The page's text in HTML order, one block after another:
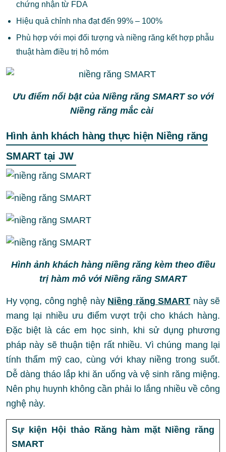
chứng nhận từ FDA
Hiệu quả chỉnh nha đạt đến 99% – 100%
Phù hợp với mọi đối tượng và niềng răng kết hợp phẫu
thuật hàm điều trị hô móm
Ưu điểm nổi bật của Niềng răng SMART so với
Niềng răng mắc cài
Hình ảnh khách hàng thực hiện Niềng răng
SMART tại JW
Hình ảnh khách hàng niềng răng kèm theo điều
trị hàm mô với Niềng răng SMART
Hy vọng, công nghệ này Niềng răng SMART này sẽ
mang lại nhiều ưu điểm vượt trội cho khách hàng.
Đặc biệt là các em học sinh, khi sử dụng phương
pháp này sẽ thuận tiện rất nhiều. Vì chúng mang lại
tính thẩm mỹ cao, cùng với khay niềng trong suốt.
Dễ dàng tháo lắp khi ăn uống và vệ sinh răng miệng.
Nên phụ huynh không cần phải lo lắng nhiều về công
nghệ này.
Sự kiện Hội thảo Răng hàm mặt Niềng răng
SMART